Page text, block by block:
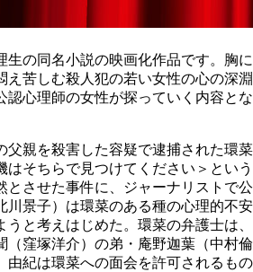
生の同名小説の映画化作品です。胸に
え苦しむ殺人犯の若い女性の心の深淵
認心理師の女性が探っていく内容とな
父親を殺害した容疑で逮捕された環菜
はそちらで見つけてください＞という
とさせた事件に、ジャーナリストで公
川景子）は環菜のある種の心理的不安
と考えはじめた。環菜の弁護士は、
（窪塚洋介）の弟・庵野迦葉（中村倫
由紀は環菜への面会を許可されるもの